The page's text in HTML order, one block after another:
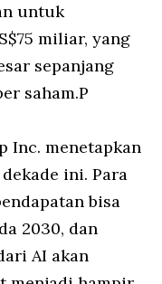
untuk
miliar, yang
sepanjang
saham.P
Inc. menetapkan
ini. Para
bisa
2030, dan
AI akan